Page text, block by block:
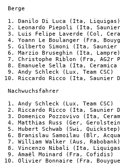
  Berge
1. Danilo Di Luca (Ita,
2. Leonardo Piepoli (Ita,
3. Luis Felipe Laverde (Col,
4. Yoann Le Boulanger (Fra,
5. Gilberto Simoni (Ita, Saunier
6. Marzio Bruseghin (Ita,
7. Christophe Riblon (Fra, AG2r
8. Emanuele Sella (Ita, Ceramica
9. Andy Schleck (Lux, Team CSC)
10. Riccardo Ricco (Ita,
  Nachwuchsfahrer
1. Andy Schleck (Lux, Team CSC)
2. Riccardo Ricco (Ita, Saunier
3. Domenico Pozzovivo (Ita,
4. Matthias Russ (Ger,
5. Hubert Schwab (Swi,
6. Branislau Samoilau (Blr,
7. William Walker (Aus,
8. Vincenzo Nibali (Ita,
9. Amaël Moinard (Fra, Cofidis)
10. Olivier Bonnaire (Fra,